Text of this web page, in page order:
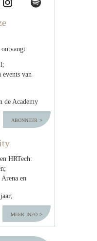
events van
de Academy
abonneer
HRTech:
en
meer info